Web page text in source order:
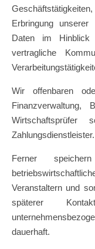
Erbringung
Daten im Hinblick
vertragliche
Wir offenbaren
Finanzverwaltung,
Wirtschaftsprüfer
Zahlungsdienstleister.
Ferner
Veranstaltern und
späterer
dauerhaft.